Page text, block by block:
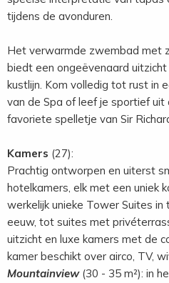
tijdens de avonduren.
Het verwarmde zwembad met
biedt een ongeëvenaard
kustlijn. Kom volledig tot rust in
van de Spa of leef je sportief
favoriete spelletje van Sir
Kamers (27):
Prachtig ontworpen en uiterst
hotelkamers, elk met een uniek
werkelijk unieke Tower Suites
eeuw, tot suites met
uitzicht en luxe kamers met de
kamer beschikt over airco, TV,
Mountainview (30 - 35 m²): in